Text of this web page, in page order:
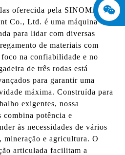
oferecida pela SINOMACH-
Co., Ltd. é uma máquina
para lidar com diversas
de materiais com
na confiabilidade e no
de três rodas está
para garantir uma
máxima. Construída para
exigentes, nossa
combina potência e
às necessidades de vários
mineração e agricultura. O
articulada facilitam a